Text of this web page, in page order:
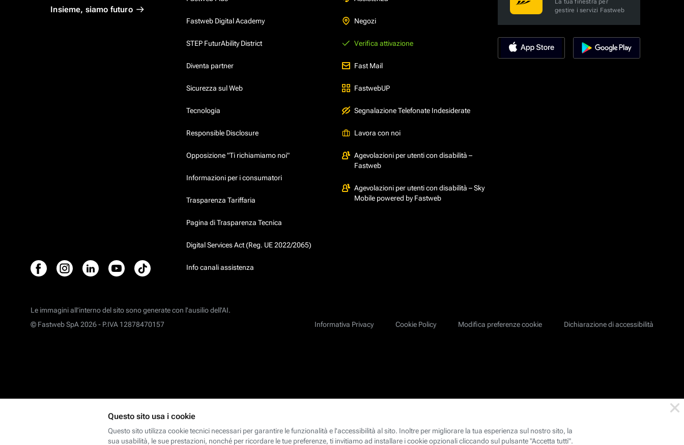
Insieme, siamo futuro
Fastweb Digital Academy
STEP FuturAbility District
Diventa partner
Sicurezza sul Web
Tecnologia
Responsible Disclosure
Opposizione "Ti richiamiamo noi"
Informazioni per i consumatori
Trasparenza Tariffaria
Pagina di Trasparenza Tecnica
Digital Services Act (Reg. UE 2022/2065)
Info canali assistenza
Negozi
Verifica attivazione
Fast Mail
FastwebUP
Segnalazione Telefonate Indesiderate
Lavora con noi
Agevolazioni per utenti con disabilità –
Fastweb
Agevolazioni per utenti con disabilità – Sky
Mobile powered by Fastweb
La tua finestra per
gestire i servizi Fastweb
Le immagini all’interno del sito sono generate con l'ausilio dell'AI.
Informativa Privacy
Cookie Policy Modifica preferenze cookie Dichiarazione di accessibilità
© Fastweb SpA 2026 - P.IVA 12878470157